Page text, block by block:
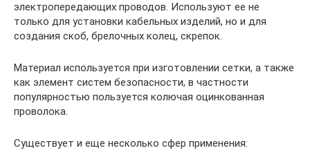
электропередающих проводов. Используют ее не
только для установки кабельных изделий, но и для
создания скоб, брелочных колец, скрепок.
Материал используется при изготовлении сетки, а также
как элемент систем безопасности, в частности
популярностью пользуется колючая оцинкованная
проволока.
Существует и еще несколько сфер применения: